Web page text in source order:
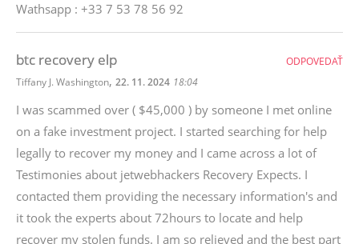
Wathsapp : +33 7 53 78 56 92
btc recovery elp
Tiffany J. Washington, 22. 11. 2024 18:04
I was scammed over ( $45,000 ) by someone I met online
on a fake investment project. I started searching for help
legally to recover my money and I came across a lot of
Testimonies about jetwebhackers Recovery Expects. I
contacted them providing the necessary information's and
it took the experts about 72hours to locate and help
recover my stolen funds. I am so relieved and the best part
ODPOVEDAŤ